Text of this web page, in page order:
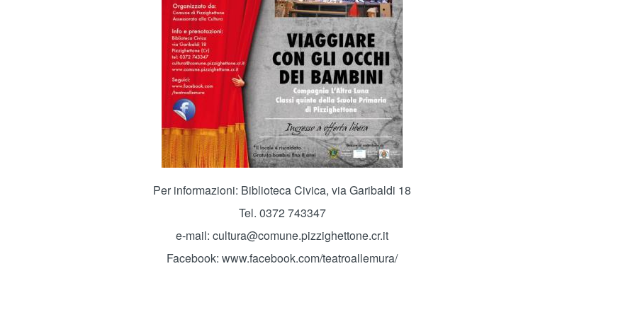
Per informazioni: Biblioteca Civica, via Garibaldi 18
Tel. 0372 743347
e-mail: cultura@comune.pizzighettone.cr.it
Facebook: www.facebook.com/teatroallemura/